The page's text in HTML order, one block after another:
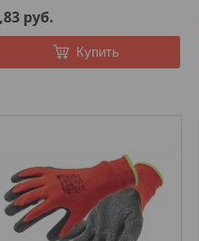
руб.
Купить